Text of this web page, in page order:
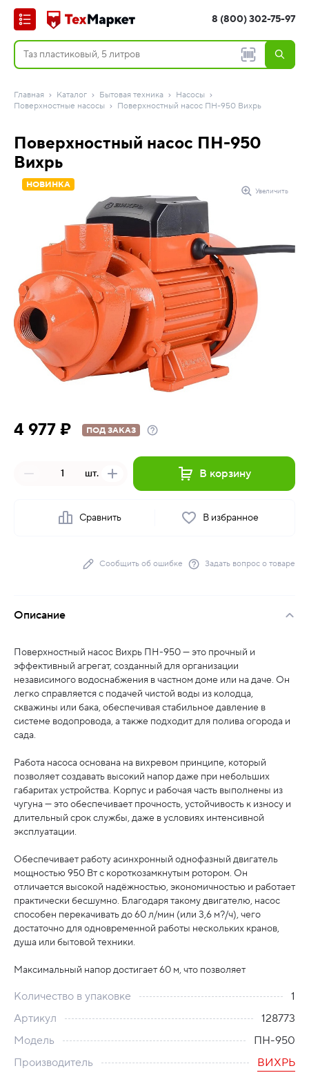
8 (800) 302-75-97
Главная Каталог Бытовая техника
Насосы
Поверхностные насосы
Поверхностный насос ПН-950 Вихрь
Поверхностный насос ПН-950
Вихрь
НОВИНКА
Увеличить
4 977 ₽ ПОД ЗАКАЗ
шт. В корзину
Сравнить В избранное
Сообщить об ошибке Задать вопрос о товаре
Описание
Поверхностный насос Вихрь ПН-950 — это прочный и
эффективный агрегат, созданный для организации
независимого водоснабжения в частном доме или на даче. Он
легко справляется с подачей чистой воды из колодца,
скважины или бака, обеспечивая стабильное давление в
системе водопровода, а также подходит для полива огорода и
сада.
Работа насоса основана на вихревом принципе, который
позволяет создавать высокий напор даже при небольших
габаритах устройства. Корпус и рабочая часть выполнены из
чугуна — это обеспечивает прочность, устойчивость к износу и
длительный срок службы, даже в условиях интенсивной
эксплуатации.
Обеспечивает работу асинхронный однофазный двигатель
мощностью 950 Вт с короткозамкнутым ротором. Он
отличается высокой надёжностью, экономичностью и работает
практически бесшумно. Благодаря такому двигателю, насос
способен перекачивать до 60 л/мин (или 3,6 м?/ч), чего
достаточно для одновременной работы нескольких кранов,
душа или бытовой техники.
Максимальный напор достигает 60 м, что позволяет
Количество в упаковке
1
Артикул
128773
Модель
ПН-950
Производитель
ВИХРЬ